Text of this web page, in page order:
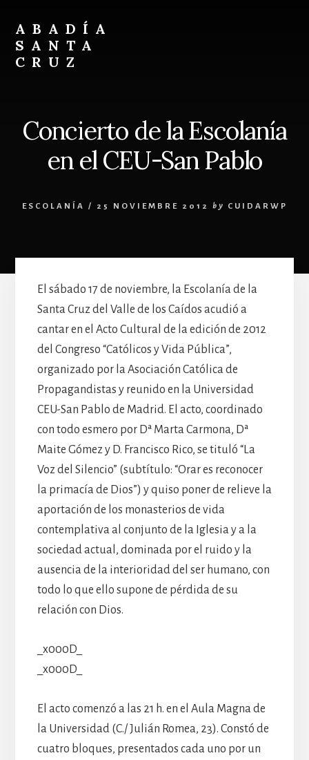
content
footer
ABADÍA
SANTA
CRUZ
Concierto de la Escolanía
en el CEU-San Pablo
ESCOLANÍA / 25 NOVIEMBRE 2012 by CUIDARWP
El sábado 17 de noviembre, la Escolanía de la
Santa Cruz del Valle de los Caídos acudió a
cantar en el Acto Cultural de la edición de 2012
del Congreso “Católicos y Vida Pública”,
organizado por la Asociación Católica de
Propagandistas y reunido en la Universidad
CEU-San Pablo de Madrid. El acto, coordinado
con todo esmero por Dª Marta Carmona, Dª
Maite Gómez y D. Francisco Rico, se tituló “La
Voz del Silencio” (subtítulo: “Orar es reconocer
la primacía de Dios”) y quiso poner de relieve la
aportación de los monasterios de vida
contemplativa al conjunto de la Iglesia y a la
sociedad actual, dominada por el ruido y la
ausencia de la interioridad del ser humano, con
todo lo que ello supone de pérdida de su
relación con Dios.
_x000D_
_x000D_
El acto comenzó a las 21 h. en el Aula Magna de
la Universidad (C./ Julián Romea, 23). Constó de
cuatro bloques, presentados cada uno por un